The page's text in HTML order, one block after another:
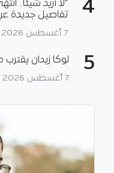
4
“لا أريد شيئا..
تفاصيل جديدة عن
7 أغسطس 2026
5 لوكا زيدان
7 أغسطس 2026